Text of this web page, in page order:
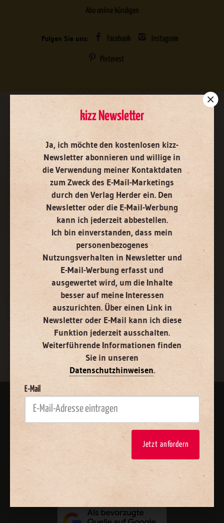
Abo online kündigen
Folgen Sie uns: Facebook Instagram
Pinterest
kizz Newsletter
Ja, ich möchte den kostenlosen kizz-Newsletter abonnieren
willige in die Verwendung meiner Kontaktdaten zum Zweck des
E-Mail-Marketings durch den Verlag Herder ein. Den Newsletter
oder die E-Mail-Werbung kann ich jederzeit abbestellen.
Ich bin einverstanden, dass mein personenbezogenes
Nutzungsverhalten in Newsletter und E-Mail-Werbung erfasst
und ausgewertet wird, um die Inhalte besser auf meine
Interessen auszurichten. Über einen Link in Newsletter oder E-
Mail kann ich diese Funktion jederzeit ausschalten.
Weiterführende Informationen finden Sie in unseren
Datenschutzhinweisen.
Jetzt anmelden
AGB und Widerrufsbelehrung Datenschutz
Vertrag widerrufen
kizz Newsletter
Ja, ich möchte den kostenlosen kizz-
Newsletter abonnieren und willige in
die Verwendung meiner Kontaktdaten
zum Zweck des E-Mail-Marketings
durch den Verlag Herder ein. Den
Newsletter oder die E-Mail-Werbung
kann ich jederzeit abbestellen.
Ich bin einverstanden, dass mein
personenbezogenes
Nutzungsverhalten in Newsletter und
E-Mail-Werbung erfasst und
ausgewertet wird, um die Inhalte
besser auf meine Interessen
auszurichten. Über einen Link in
Newsletter oder E-Mail kann ich diese
Funktion jederzeit ausschalten.
Weiterführende Informationen finden
Sie in unseren
Datenschutzhinweisen.
E-Mail
Jetzt anfordern